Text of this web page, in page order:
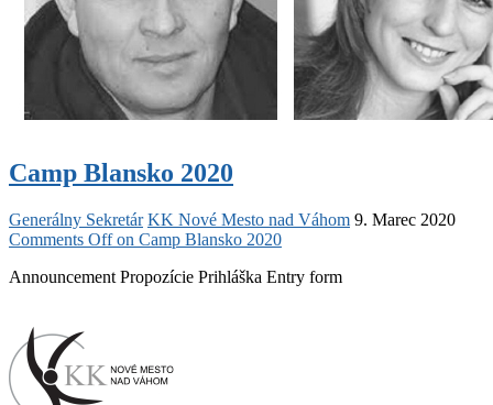
Camp Blansko 2020
Generálny Sekretár KK Nové Mesto nad Váhom 9. Marec 2020
Comments Offon Camp Blansko 2020
Announcement Propozície Prihláška Entry form